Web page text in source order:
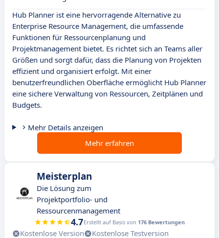
Hub Planner ist eine hervorragende Alternative zu
Enterprise Resource Management, die umfassende
Funktionen für Ressourcenplanung und
Projektmanagement bietet. Es richtet sich an Teams aller
Größen und sorgt dafür, dass die Planung von Projekten
effizient und organisiert erfolgt. Mit einer
benutzerfreundlichen Oberfläche ermöglicht Hub Planner
eine sichere Verwaltung von Ressourcen, Zeitplänen und
Budgets.
Mehr Details anzeigen
Mehr erfahren
Meisterplan
Die Lösung zum
Projektportfolio- und
Ressourcenmanagement
4.7Erstellt auf Basis von 176 Bewertungen
Kostenlose Version
Kostenlose Testversion